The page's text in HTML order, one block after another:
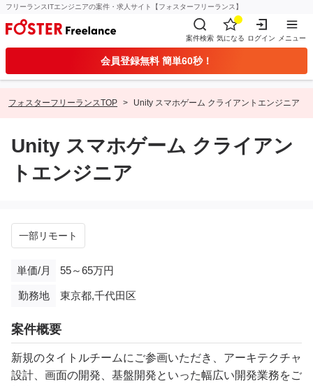
フリーランスITエンジニアの案件・求人サイト【フォスターフリーランス】
案件検索 気になる ログイン メニュー
会員登録無料 簡単60秒！
フォスターフリーランスTOP Unity スマホゲーム クライアントエンジニア
Unity スマホゲーム クライアン
トエンジニア
一部リモート
単価/月 55～65万円
勤務地 東京都,千代田区
案件概要
新規のタイトルチームにご参画いただき、アーキテクチャ
設計、画面の開発、基盤開発といった幅広い開発業務をご